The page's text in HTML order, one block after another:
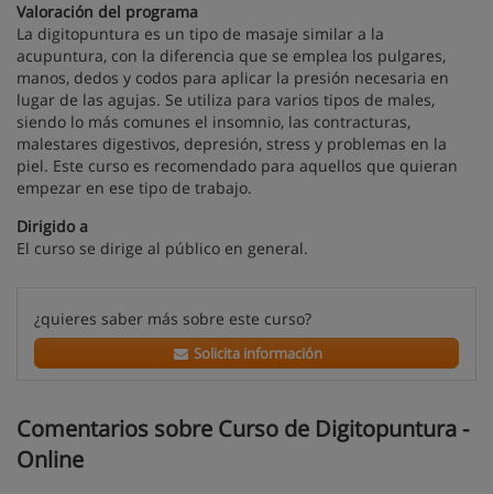
Valoración del programa
La digitopuntura es un tipo de masaje similar a la
acupuntura, con la diferencia que se emplea los pulgares,
manos, dedos y codos para aplicar la presión necesaria en
lugar de las agujas. Se utiliza para varios tipos de males,
siendo lo más comunes el insomnio, las contracturas,
malestares digestivos, depresión, stress y problemas en la
piel. Este curso es recomendado para aquellos que quieran
empezar en ese tipo de trabajo.
Dirigido a
El curso se dirige al público en general.
¿quieres saber más sobre este curso?
Solicita información
Comentarios sobre Curso de Digitopuntura -
Online